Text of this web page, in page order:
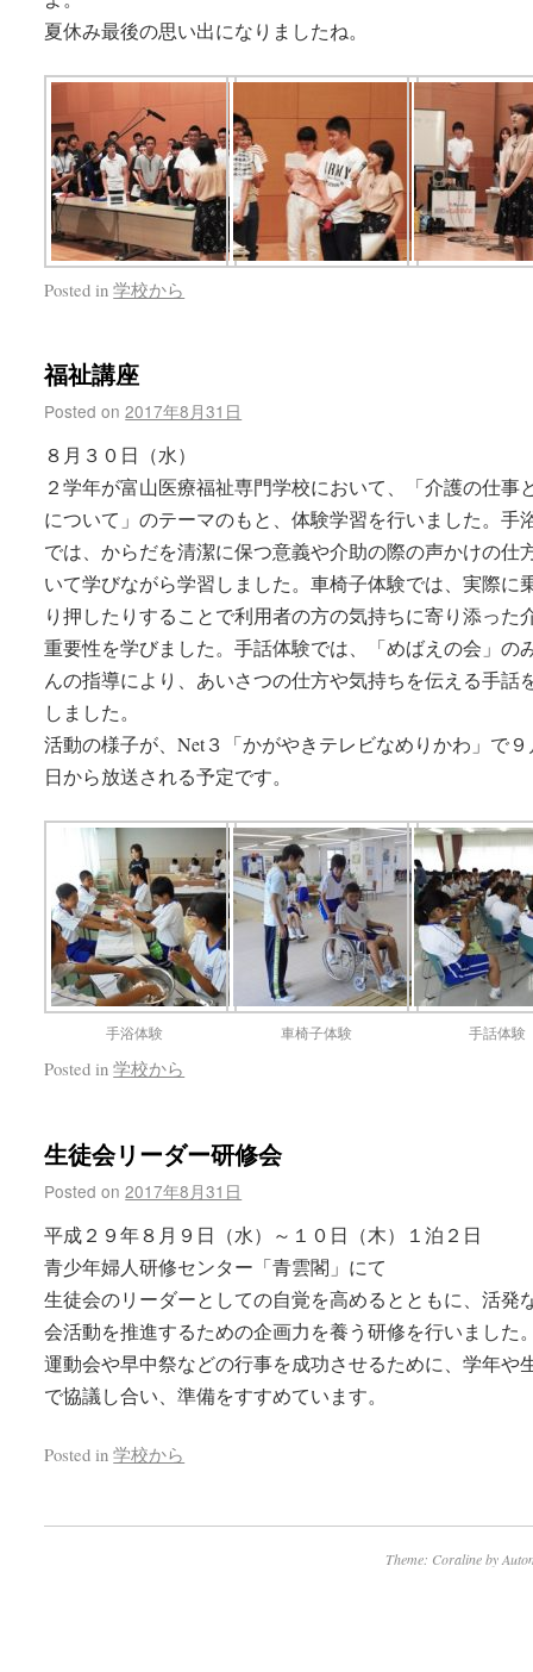
夏休み最後の思い出になりましたね。
Posted in 学校から
福祉講座
Posted on 2017年8月31日
８月３０日（水）
２学年が富山医療福祉専門学校において、「介護の仕事
について」のテーマのもと、体験学習を行いました。手
では、からだを清潔に保つ意義や介助の際の声かけの仕
いて学びながら学習しました。車椅子体験では、実際に
り押したりすることで利用者の方の気持ちに寄り添った
重要性を学びました。手話体験では、「めばえの会」の
んの指導により、あいさつの仕方や気持ちを伝える手話
しました。
活動の様子が、Net３「かがやきテレビなめりかわ」で
日から放送される予定です。
手浴体験 車椅子体験 手話体験
Posted in 学校から
生徒会リーダー研修会
Posted on 2017年8月31日
平成２９年８月９日（水）～１０日（木）１泊２日
青少年婦人研修センター「青雲閣」にて
生徒会のリーダーとしての自覚を高めるとともに、活発
会活動を推進するための企画力を養う研修を行いました
運動会や早中祭などの行事を成功させるために、学年や
で協議し合い、準備をすすめています。
Posted in 学校から
Theme: Coraline by